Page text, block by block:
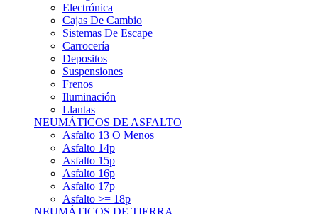
Cajas De Cambio
Sistemas De Escape
Carrocería
Depositos
Suspensiones
Frenos
Iluminación
Llantas
NEUMÁTICOS DE ASFALTO
Asfalto 13 O Menos
Asfalto 14p
Asfalto 15p
Asfalto 16p
Asfalto 17p
Asfalto >= 18p
NEUMÁTICOS DE TIERRA
Tierra 13 O Menos